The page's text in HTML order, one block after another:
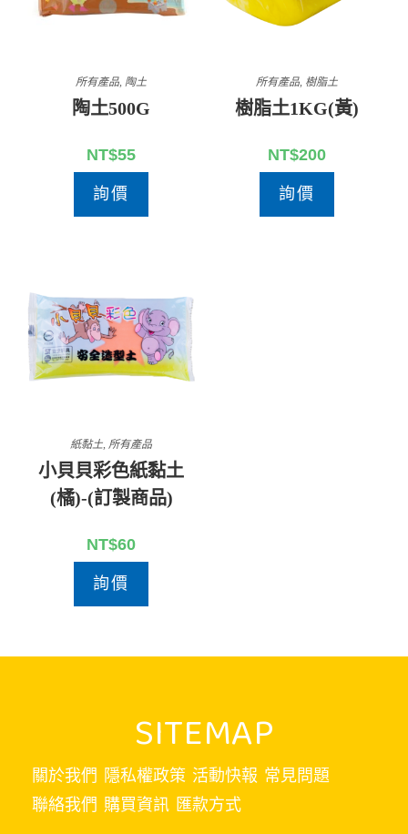
所有產品 陶土
陶土500G
NT$55
詢價
所有產品 樹脂土
樹脂土1KG(黃)
NT$200
詢價
紙黏土 所有產品
小貝貝彩色紙黏土
(橘)-(訂製商品)
NT$60
詢價
SITEMAP
關於我們 隱私權政策 活動快報 常見問題
聯絡我們 購買資訊 匯款方式